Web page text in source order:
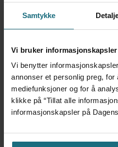
Samtykke
Vi bruker informasjonskapsler
Vi benytter
annonser et personlig preg, for
mediefunksjoner og for å
klikke på “Tillat alle
informasjonskapsler på
LEGEFORENINGEN
Mest lest siste syv
Vi
psykisk
6